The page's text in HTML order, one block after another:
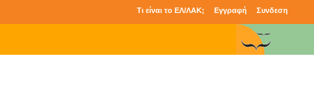
Τι είναι το ΕΛ/ΛΑΚ; Εγγραφή Συνδεση